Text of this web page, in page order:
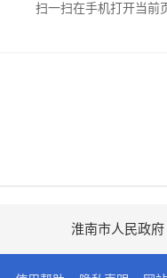
扫一扫在手机打开当前
淮南市人民政府